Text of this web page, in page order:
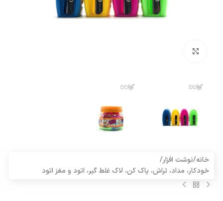
خانه/نوشت افزار/
خودکار، مداد، تراش، پاک کن، لاک غلط گیر، اتود و مغز اتود